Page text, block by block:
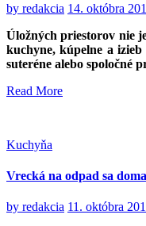
by redakcia 14. októbra
Úložných priestorov nie
kuchyne, kúpelne a
suteréne alebo spoločné
Read More
Kuchyňa
Vrecká na odpad sa
by redakcia 11. októbra